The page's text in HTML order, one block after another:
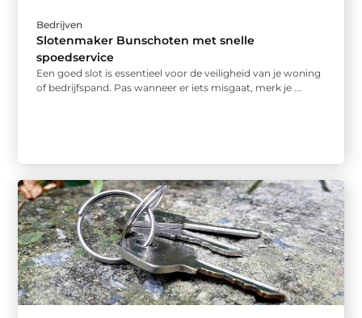
Bedrijven
Slotenmaker Bunschoten met snelle
spoedservice
Een goed slot is essentieel voor de veiligheid van je woning
of bedrijfspand. Pas wanneer er iets misgaat, merk je ...